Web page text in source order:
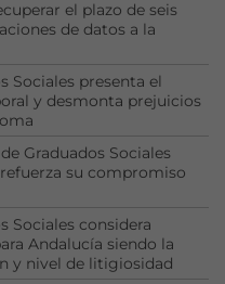
el plazo de seis
de datos a la
Sociales presenta el
y desmonta prejuicios
Graduados Sociales
su compromiso
Sociales considera
Andalucía siendo la
y nivel de litigiosidad
algunas
funcionalidades
de la web.
Marketing
Al compartir tus
mientras visitas
nuestro sitio,